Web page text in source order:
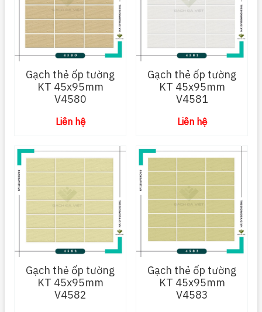
Gạch thẻ ốp tường
KT 45x95mm
V4580
Liên hệ
Gạch thẻ ốp tường
KT 45x95mm
V4581
Liên hệ
Gạch thẻ ốp tường
KT 45x95mm
V4582
Gạch thẻ ốp tường
KT 45x95mm
V4583